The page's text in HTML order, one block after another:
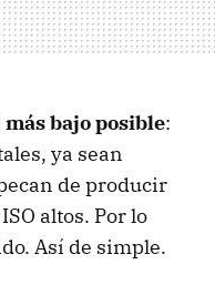
bajo posible:
ya sean
de producir
altos. Por lo
Así de simple.